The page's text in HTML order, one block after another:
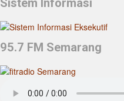
Sistem Informasi
95.7 FM Semarang